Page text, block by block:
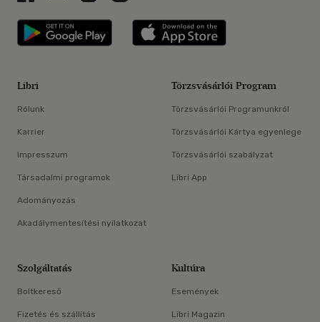
Libri applikáció Szerezd meg: Google
Libri
Rólunk
Karrier
Impresszum
Társadalmi programok
Adományozás
Akadálymentesítési nyilatkozat
Törzsvásárlói Program
Törzsvásárlói Programunkról
Törzsvásárlói Kártya egyenlege
Törzsvásárlói szabályzat
Libri App
Szolgáltatás
Boltkereső
Fizetés és szállítás
Kultúra
Események
Libri Magazin